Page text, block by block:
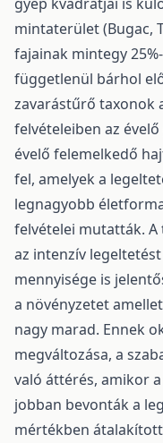
mintaterület (Bugac,
fajainak mintegy
függetlenül bárhol
zavarástűrő taxonok
felvételeiben az
évelő felemelkedő
fel, amelyek a
legnagyobb
felvételei mutatták. A
az intenzív
mennyisége is
a növényzetet
nagy marad. Ennek
megváltozása, a
való áttérés, amikor
jobban bevonták a
mértékben